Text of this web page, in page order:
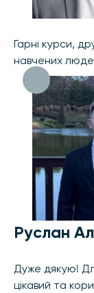
Гарні курси,
навчених
Руслан
Дуже дякую!
цікавий та